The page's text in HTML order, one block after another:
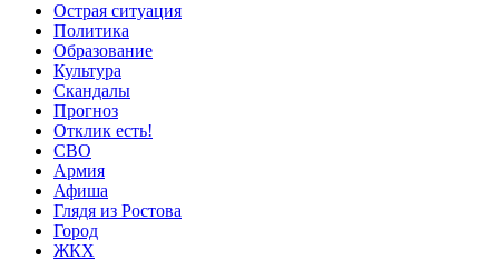
Острая ситуация
Политика
Образование
Культура
Скандалы
Прогноз
Отклик есть!
СВО
Армия
Афиша
Глядя из Ростова
Город
ЖКХ